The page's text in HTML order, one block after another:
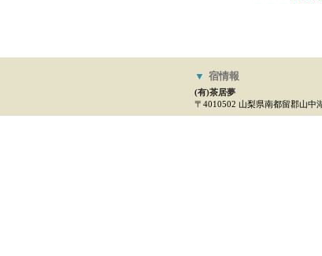
▼ 宿情報
(有)茶居夢
〒4010502 山梨県南都留郡山中